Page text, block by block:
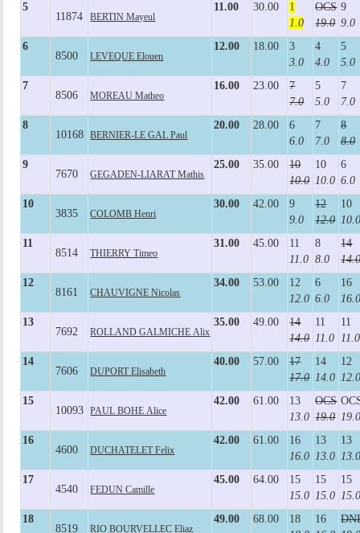
5
11874
BERTIN Mayeul
11.00 30.00
1
1.0
OCS
19.0
9
9.0
6
8500
LEVEQUE Elouen
12.00 18.00
3
3.0
4
4.0
5
5.0
7
8506
MOREAU Matheo
16.00 23.00
7
7.0
5
5.0
7
7.0
8
10168
BERNIER-LE GAL Paul
20.00 28.00
6
6.0
7
7.0
8
8.0
9
7670
GEGADEN-LIARAT Mathis
25.00 35.00
10
10.0
10
10.0
6
6.0
10
3835
COLOMB Henri
30.00 42.00
9
9.0
12
12.0
10
11
8514
THIERRY Timeo
31.00 45.00
11
11.0
8
8.0
14
12
8161
CHAUVIGNE Nicolas
34.00 53.00
12
12.0
6
6.0
16
13
7692
ROLLAND GALMICHE Alix
35.00 49.00
14
14.0
11
11.0
11
11.0
14
7606
DUPORT Elisabeth
40.00 57.00
17
17.0
14
14.0
12
15
10093
PAUL BOHE Alice
42.00 61.00
13
13.0
OCS
19.0
16
4600
DUCHATELET Felix
42.00 61.00
16
16.0
13
13.0
13
17
4540
FEDUN Camille
45.00 64.00
15
15.0
15
15.0
15
18
8519
RIO BOURVELLEC Eliaz
49.00 68.00
18
16